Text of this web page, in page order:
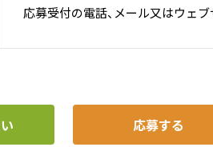
応募受付の電話、メール又はウェ
応募する